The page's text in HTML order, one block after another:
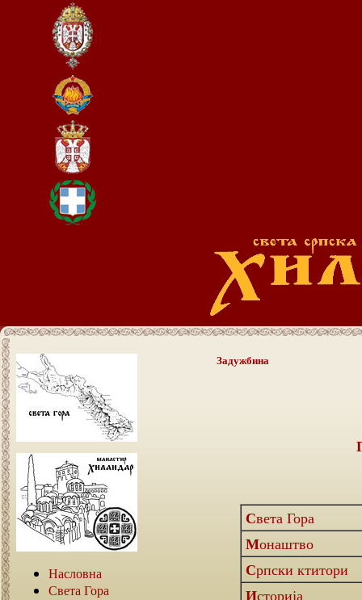
Насловна
Света Гора
Задужбина
Света Гора
Монаштво
Српски ктитори
Историја